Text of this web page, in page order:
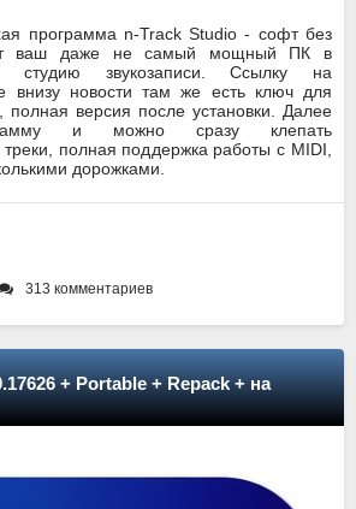
программа n-Track Studio - софт без
ваш даже не самый мощный ПК в
студию звукозаписи. Ссылку на
внизу новости там же есть ключ для
полная версия после установки. Далее
и можно сразу клепать
полная поддержка работы с MIDI,
дорожками.
313 комментариев
+ Portable + Repack + на